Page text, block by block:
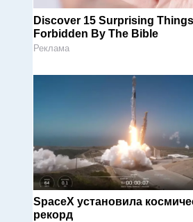
Discover 15 Surprising Things
Forbidden By The Bible
Реклама
SpaceX установила
рекорд